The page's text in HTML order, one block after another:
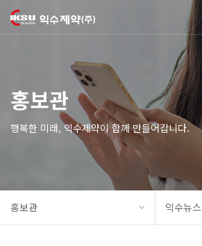
홍보관
행복한 미래, 익수제약이 함께 만들어갑니다.
홍보관 익수뉴스